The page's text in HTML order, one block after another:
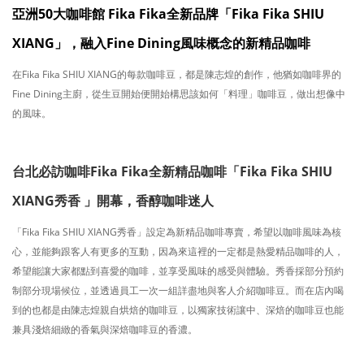
亞洲50大咖啡館 Fika Fika全新品牌「Fika Fika SHIU
XIANG」，融入Fine Dining風味概念的新精品咖啡
​在Fika Fika SHIU XIANG的每款咖啡豆，都是陳志煌的創作，他猶如咖啡界的
Fine Dining主廚，從生豆開始便開始構思該如何「料理」咖啡豆，做出想像中
的風味。
台北必訪咖啡Fika Fika全新精品咖啡「Fika Fika SHIU
XIANG秀香 」開幕，香醇咖啡迷人
「Fika Fika SHIU XIANG秀香」設定為新精品咖啡專賣，希望以咖啡風味為核
心，並能夠跟客人有更多的互動，因為來這裡的一定都是熱愛精品咖啡的人，
希望能讓大家都點到喜愛的咖啡，並享受風味的感受與體驗。秀香採部分預約
制部分現場候位，並透過員工一次一組詳盡地與客人介紹咖啡豆。而在店內喝
到的也都是由陳志煌親自烘焙的咖啡豆，以獨家技術讓中、深焙的咖啡豆也能
兼具淺焙細緻的香氣與深焙咖啡豆的香濃。